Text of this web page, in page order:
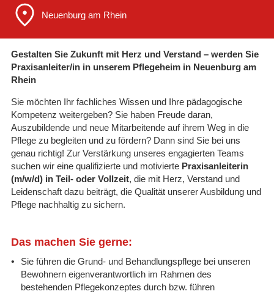
Neuenburg am Rhein
Gestalten Sie Zukunft mit Herz und Verstand – werden Sie
Praxisanleiter/in in unserem Pflegeheim in Neuenburg am
Rhein
Sie möchten Ihr fachliches Wissen und Ihre pädagogische
Kompetenz weitergeben? Sie haben Freude daran,
Auszubildende und neue Mitarbeitende auf ihrem Weg in die
Pflege zu begleiten und zu fördern? Dann sind Sie bei uns
genau richtig! Zur Verstärkung unseres engagierten Teams
suchen wir eine qualifizierte und motivierte Praxisanleiterin
(m/w/d) in Teil- oder Vollzeit, die mit Herz, Verstand und
Leidenschaft dazu beiträgt, die Qualität unserer Ausbildung und
Pflege nachhaltig zu sichern.
Das machen Sie gerne:
Sie führen die Grund- und Behandlungspflege bei unseren
Bewohnern eigenverantwortlich im Rahmen des
bestehenden Pflegekonzeptes durch bzw. führen